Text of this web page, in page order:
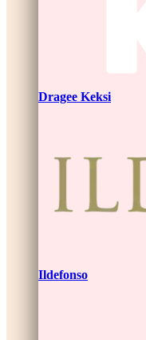
Dragee Keksi
Ildefonso